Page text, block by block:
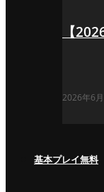
【
2026年6
基本プレイ無料